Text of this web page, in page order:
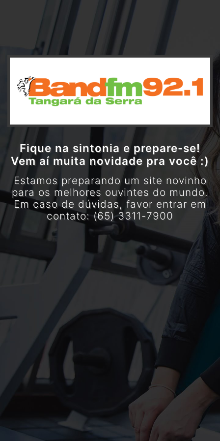
Fique na sintonia e prepare-se!
Vem aí muita novidade pra você :)
Estamos preparando um site novinho
para os melhores ouvintes do mundo.
Em caso de dúvidas, favor entrar em
contato: (65) 3311-7900